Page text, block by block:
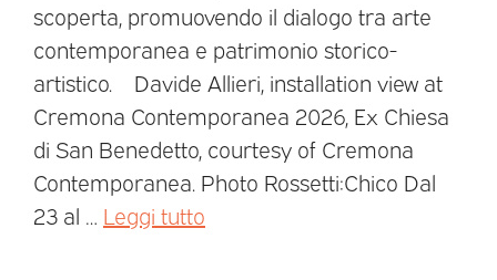
scoperta, promuovendo il dialogo tra arte
contemporanea e patrimonio storico-
artistico. Davide Allieri, installation view at
Cremona Contemporanea 2026, Ex Chiesa
di San Benedetto, courtesy of Cremona
Contemporanea. Photo Rossetti:Chico Dal
23 al … Leggi tutto